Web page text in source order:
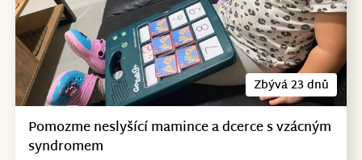
Zbývá 23 dnů
Pomozme neslyšící mamince a dcerce s vzácným
syndromem